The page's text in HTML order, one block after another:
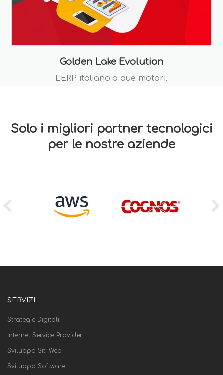
Golden Lake Evolution
L'ERP italiano a due motori.
Solo i migliori partner tecnologici
per le nostre aziende
SERVIZI
Strategie Digitali
Internet Service Provider
Sviluppo Siti Web
Sviluppo Software